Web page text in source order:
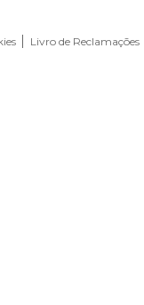
Livro de Reclamações